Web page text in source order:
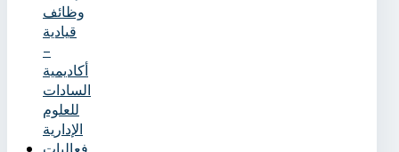
وظائف
قيادية
–
أكاديمية
السادات
للعلوم
الإدارية